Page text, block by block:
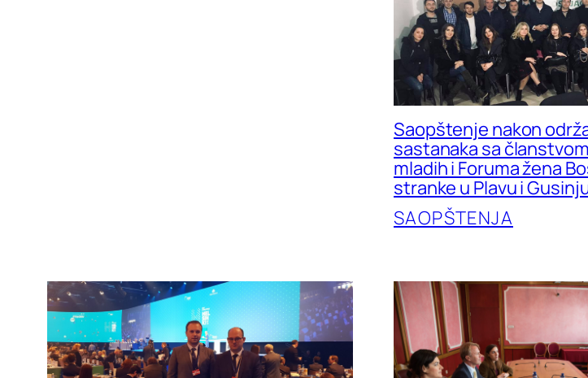
Saopštenje nakon
sastanaka sa
mladih i Foruma žena
stranke u Plavu i
SAOPŠTENJA